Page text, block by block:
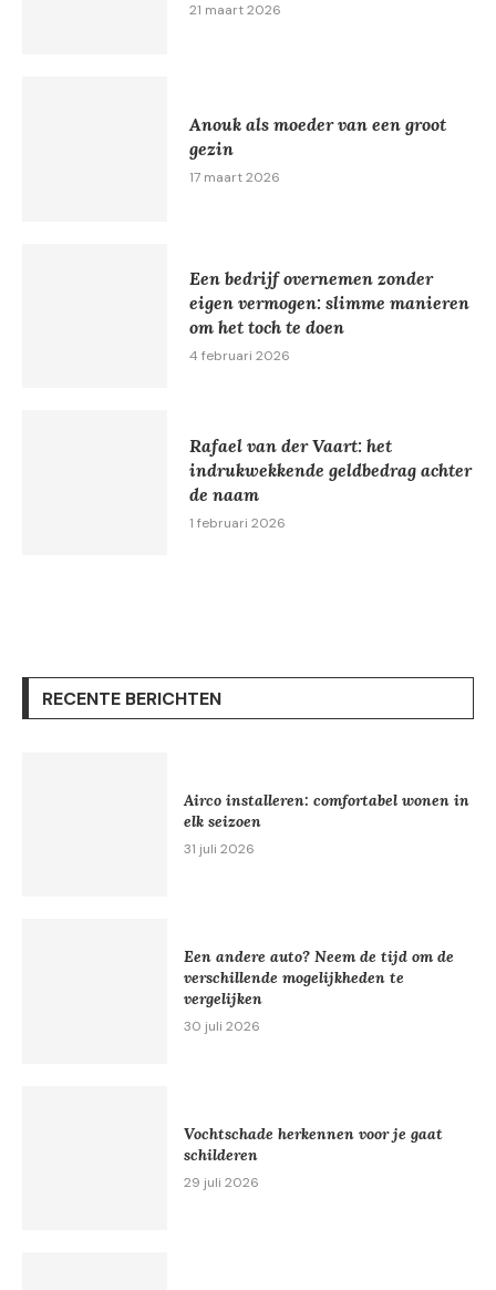
21 maart 2026
Anouk als moeder van een groot
gezin
17 maart 2026
Een bedrijf overnemen zonder
eigen vermogen: slimme manieren
om het toch te doen
4 februari 2026
Rafael van der Vaart: het
indrukwekkende geldbedrag achter
de naam
1 februari 2026
RECENTE BERICHTEN
Airco installeren: comfortabel wonen in
elk seizoen
31 juli 2026
Een andere auto? Neem de tijd om de
verschillende mogelijkheden te
vergelijken
30 juli 2026
Vochtschade herkennen voor je gaat
schilderen
29 juli 2026